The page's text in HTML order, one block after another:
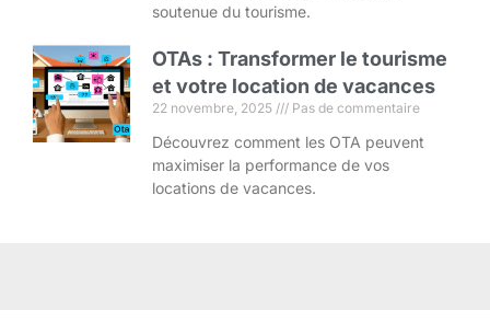
soutenue du tourisme.
OTAs : Transformer le tourisme
et votre location de vacances
22 novembre, 2025 Pas de commentaire
Découvrez comment les OTA peuvent
maximiser la performance de vos
locations de vacances.